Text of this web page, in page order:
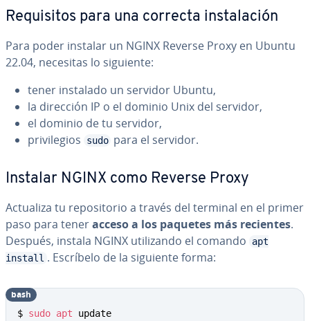
Re­qui­si­tos para una correcta in­s­ta­la­ción
Para poder instalar un NGINX Reverse Proxy en Ubuntu
22.04, necesitas lo siguiente:
tener instalado un servidor Ubuntu,
la dirección IP o el dominio Unix del servidor,
el dominio de tu servidor,
pri­vi­le­gios
sudo para el servidor.
Instalar NGINX como Reverse Proxy
Actualiza tu re­po­si­to­rio a través del terminal en el primer
paso para teneracceso a los paquetes más recientes.
Después, instala NGINX uti­li­za­n­do el comando
apt
install . Escríbelo de la siguiente forma:
$ sudo apt update
bash